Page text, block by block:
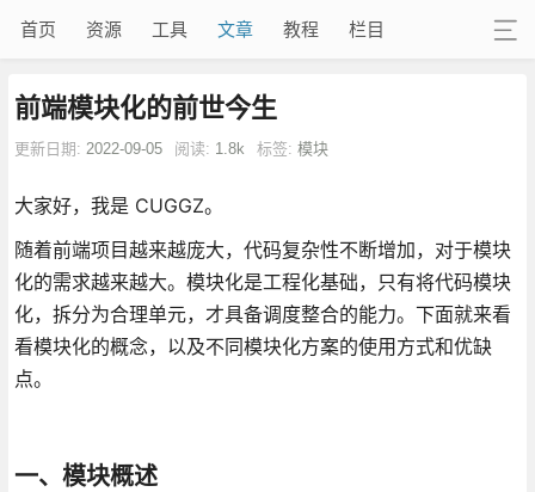
首页 资源 工具 文章 教程 栏目
前端模块化的前世今生
更新日期: 2022-09-05 阅读: 1.8k 标签: 模块
大家好，我是 CUGGZ。
随着前端项目越来越庞大，代码复杂性不断增加，对于模块
化的需求越来越大。模块化是工程化基础，只有将代码模块
化，拆分为合理单元，才具备调度整合的能力。下面就来看
看模块化的概念，以及不同模块化方案的使用方式和优缺
点。
一、模块概述